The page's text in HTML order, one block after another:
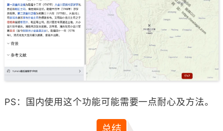
PS：国内使用这个功能可能需要一点耐心及方法。